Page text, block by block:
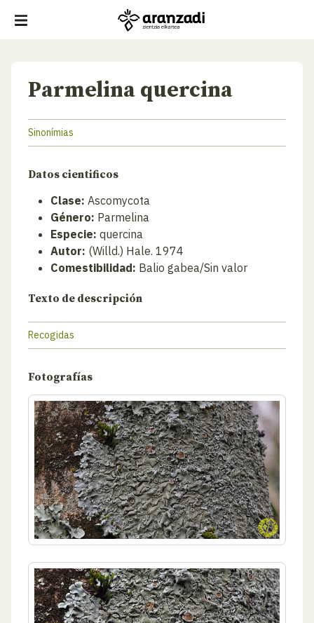
Parmelina quercina
Sinonímias
Datos cientificos
Clase: Ascomycota
Género: Parmelina
Especie: quercina
Autor: (Willd.) Hale. 1974
Comestibilidad: Balio gabea/Sin valor
Texto de descripción
Recogidas
Fotografías